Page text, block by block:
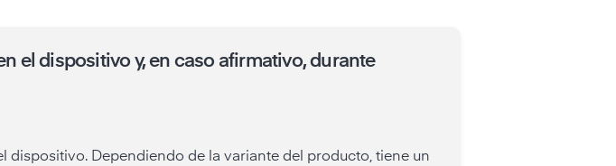
el dispositivo y, en caso afirmativo, durante
dispositivo. Dependiendo de la variante del producto, tiene un